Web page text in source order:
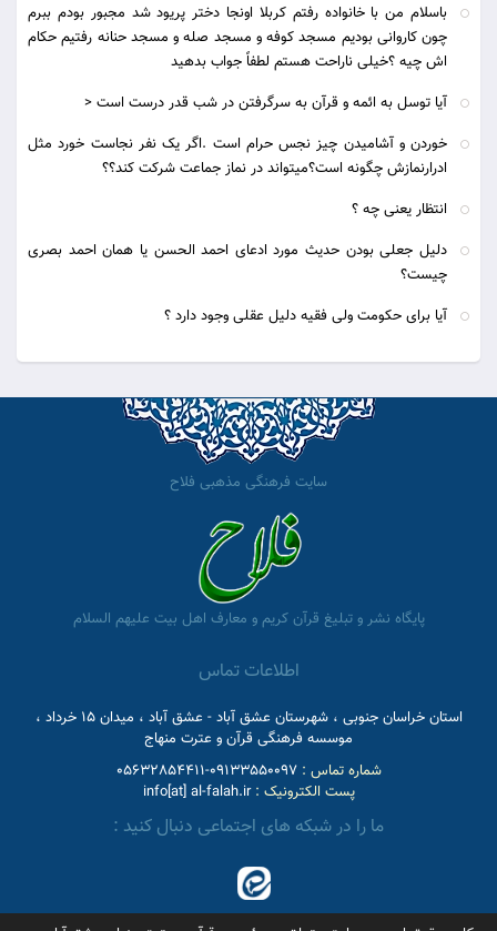
باسلام من با خانواده رفتم کربلا اونجا دختر پریود شد مجبور بودم ببرم
چون کاروانی بودیم مسجد کوفه و مسجد صله و مسجد حنانه رفتیم حکام
اش چیه ؟خیلی ناراحت هستم لطفاً جواب بدهید
آیا توسل به ائمه و قرآن به سرگرفتن در شب قدر درست است <
خوردن و آشاميدن چيز نجس حرام است .اگر یک نفر نجاست خورد مثل
ادرارنمازش چگونه است؟میتواند در نماز جماعت شرکت کند؟؟
انتظار یعنی چه ؟
دلیل جعلی بودن حدیث مورد ادعای احمد الحسن یا همان احمد بصری
چیست؟
آیا برای حکومت ولی فقیه دلیل عقلی وجود دارد ؟
سایت فرهنگی مذهبی فلاح
پایگاه نشر و تبلیغ قرآن کریم و معارف اهل بیت علیهم السلام
اطلاعات تماس
استان خراسان جنوبی ، شهرستان عشق آباد - عشق آباد ، میدان 15 خرداد ،
موسسه فرهنگی قرآن و عترت منهاج
شماره تماس :09133550097-05632854411
پست الکترونیک :info[at] al-falah.ir
ما را در شبکه های اجتماعی دنبال کنید :